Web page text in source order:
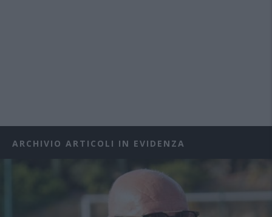
ARCHIVIO ARTICOLI IN EVIDENZA